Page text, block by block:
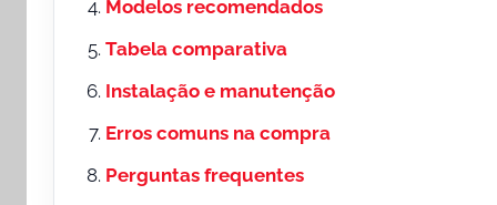
Modelos recomendados
Tabela comparativa
Instalação e manutenção
Erros comuns na compra
Perguntas frequentes